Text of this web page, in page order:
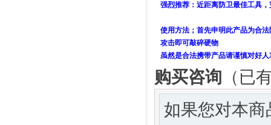
强烈推荐：近距离防卫最佳工具
使用方法；首先申明此产品为合
攻击即可敲碎硬物
虽然是合法携带产品请谨慎对好
购买咨询 （已
如果您对本